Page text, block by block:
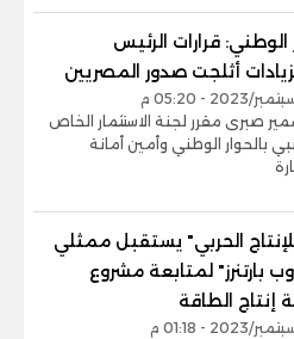
الوطني: قرارات الرئيس
أثلجت صدور المصريين
صبرى مقرر لجنة الاستثمار الخاص
بالحوار الوطني وأمين أمانة
للإنتاج الحربي" يستقبل ممثلي
بارتنرز" لمتابعة مشروع
إنتاج الطاقة